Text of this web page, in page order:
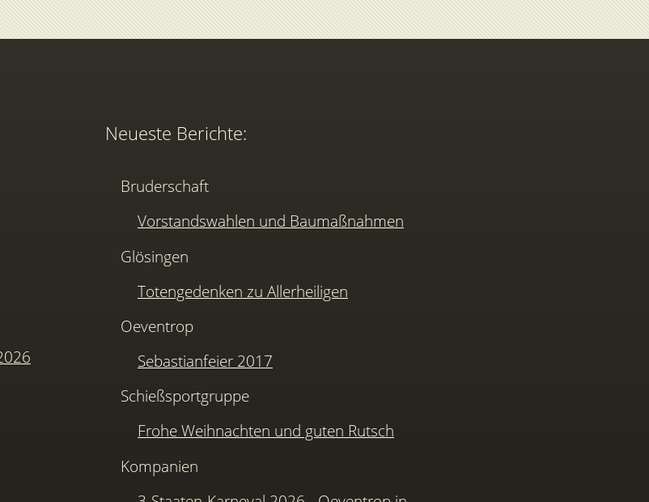
Neueste Berichte:
Bruderschaft
Vorstandswahlen und Baumaßnahmen
Glösingen
Totengedenken zu Allerheiligen
Oeventrop
Sebastianfeier 2017
Schießsportgruppe
Frohe Weihnachten und guten Rutsch
Kompanien